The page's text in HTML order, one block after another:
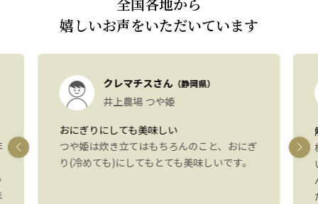
嬉しいお声をいただいています
クレマチスさん（静岡県）
井上農場 つや姫
おにぎりにしても美味しい
つや姫は炊き立てはもちろんのこと、おにぎ
り(冷めても)にしてもとても美味しいです。